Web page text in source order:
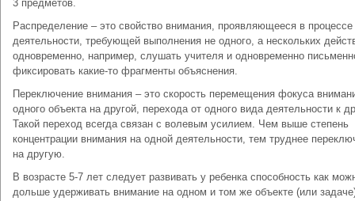
3 предметов.
Распределение – это свойство внимания, проявляющееся в процессе
деятельности, требующей выполнения не одного, а нескольких
одновременно, например, слушать учителя и одновременно
фиксировать какие-то фрагменты объяснения.
Переключение внимания – это скорость перемещения фокуса
одного объекта на другой, перехода от одного вида деятельности к
Такой переход всегда связан с волевым усилием. Чем выше степень
концентрации внимания на одной деятельности, тем труднее
на другую.
В возрасте 5-7 лет следует развивать у ребенка способность как
дольше удерживать внимание на одном и том же объекте (или